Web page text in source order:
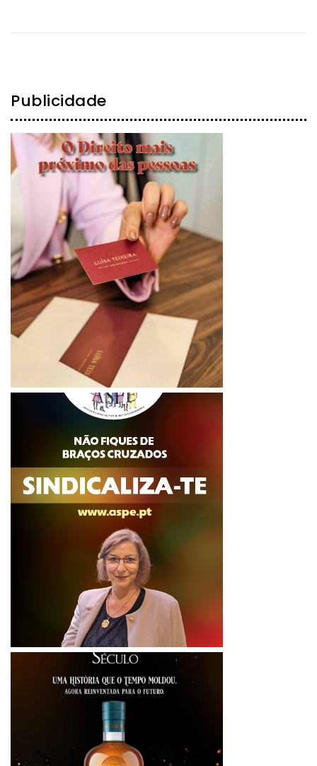
Publicidade